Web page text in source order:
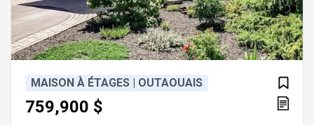
MAISON À ÉTAGES | OUTAOUAIS
759,900 $